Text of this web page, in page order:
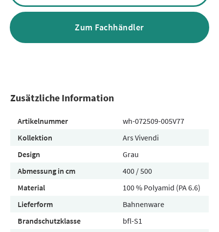
Zum Fachhändler
Zusätzliche Information
Artikelnummer
wh-072509-005V77
Kollektion
Ars Vivendi
Design
Grau
Abmessung in cm
400 / 500
Material
100 % Polyamid (PA 6.6)
Lieferform
Bahnenware
Brandschutzklasse
bfl-S1